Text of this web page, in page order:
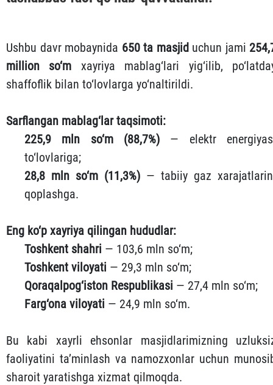
Ushbu davr mobaynida 650 ta masjid uchun jami
million so‘m xayriya mablag‘lari yig‘ilib,
shaffoflik bilan to‘lovlarga yo‘naltirildi.
Sarflangan mablag‘lar taqsimoti:
225,9 mln so‘m (88,7%) — elektr
to‘lovlariga;
28,8 mln so‘m (11,3%) — tabiiy gaz
qoplashga.
Eng ko‘p xayriya qilingan hududlar:
Toshkent shahri — 103,6 mln so‘m;
Toshkent viloyati — 29,3 mln so‘m;
Qoraqalpog‘iston Respublikasi — 27,4 mln so‘m;
Farg‘ona viloyati — 24,9 mln so‘m.
Bu kabi xayrli ehsonlar masjidlarimizning
faoliyatini ta’minlash va namozxonlar uchun
sharoit yaratishga xizmat qilmoqda.